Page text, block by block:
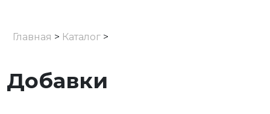
Главная > Каталог >
Добавки